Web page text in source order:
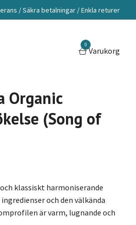
/ Säkra betalningar / Enkla returer
0
Varukorg
Organic
(Song of
klassiskt harmoniserande
och den välkända
är varm, lugnande och